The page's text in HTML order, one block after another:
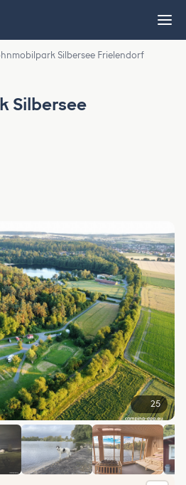
Silbersee Frielendorf
Silbersee
25